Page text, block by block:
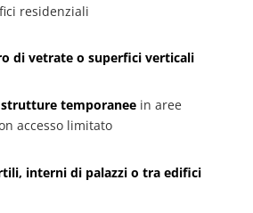
residenziali
di vetrate o superfici verticali
temporaneein aree
accesso limitato
interni di palazzi o tra edifici